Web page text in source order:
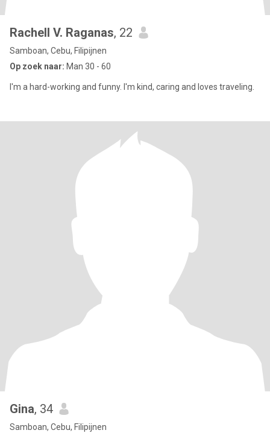
Rachell V. Raganas, 22
Samboan, Cebu, Filipijnen
Op zoek naar: Man 30 - 60
I'm a hard-working and funny. I'm kind, caring and loves traveling.
Gina, 34
Samboan, Cebu, Filipijnen